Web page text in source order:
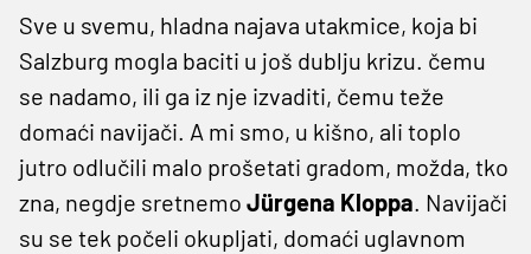
Sve u svemu, hladna najava utakmice, koja bi
Salzburg mogla baciti u još dublju krizu. čemu
se nadamo, ili ga iz nje izvaditi, čemu teže
domaći navijači. A mi smo, u kišno, ali toplo
jutro odlučili malo prošetati gradom, možda, tko
zna, negdje sretnemo Jürgena Kloppa. Navijači
su se tek počeli okupljati, domaći uglavnom